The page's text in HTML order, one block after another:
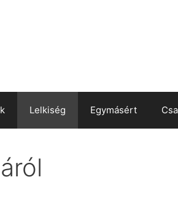
Lelkiség Egymásért